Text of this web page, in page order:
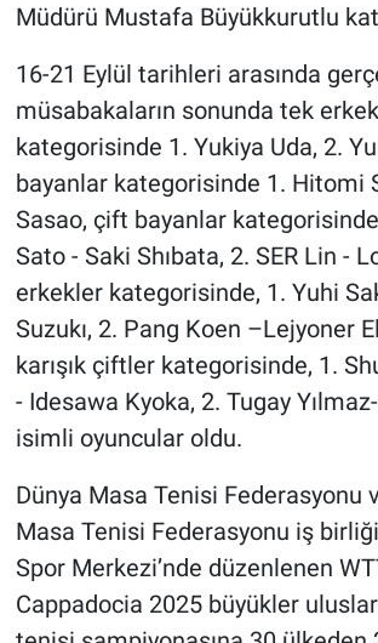
Müdürü Mustafa Büyükkurutlu
16-21 Eylül tarihleri arasında
müsabakaların sonunda tek
kategorisinde 1. Yukiya Uda, 2.
bayanlar kategorisinde 1. Hitomi
Sasao, çift bayanlar
Sato - Saki Shıbata, 2. SER Lin -
erkekler kategorisinde, 1. Yuhi
Suzukı, 2. Pang Koen –Lejyoner
karışık çiftler kategorisinde, 1.
- Idesawa Kyoka, 2. Tugay
isimli oyuncular oldu.
Dünya Masa Tenisi Federasyonu
Masa Tenisi Federasyonu iş
Spor Merkezi’nde düzenlenen
Cappadocia 2025 büyükler